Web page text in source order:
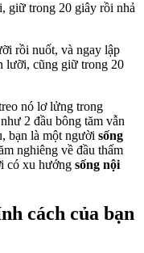
giữ trong 20 giây rồi nhả
rồi nuốt, và ngay lập
lưỡi, cũng giữ trong 20
nó lơ lửng trong
2 đầu bông tăm vẫn
bạn là một người sống
nghiêng về đầu thấm
có xu hướng sống nội
cách của bạn